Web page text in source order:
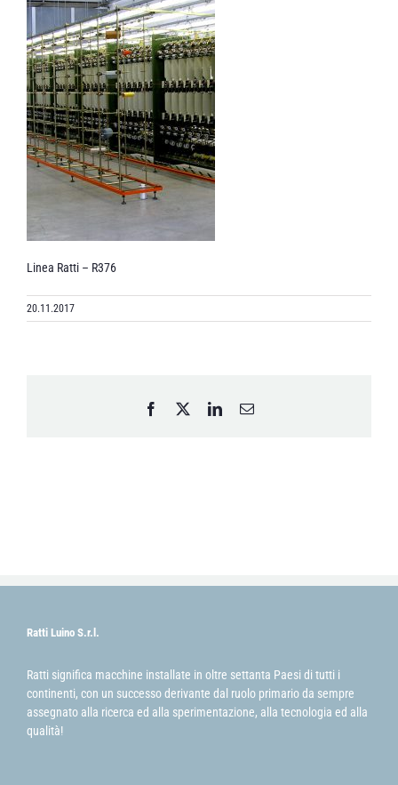
Linea Ratti – R376
20.11.2017
Facebook LinkedInEmail
Ratti Luino S.r.l.
Ratti significa macchine installate in oltre settanta Paesi di tutti i
continenti, con un successo derivante dal ruolo primario da sempre
assegnato alla ricerca ed alla sperimentazione, alla tecnologia ed alla
qualità!